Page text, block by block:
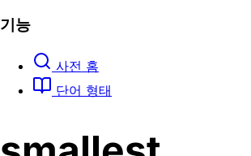
기능
사전 홈
단어 형태